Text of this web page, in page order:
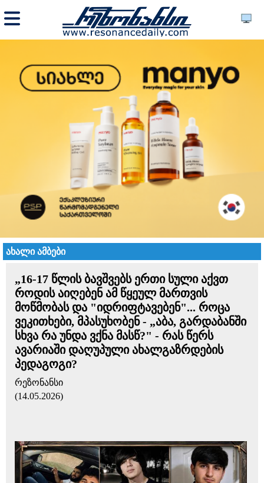
ახალი ამბები
„16-17 წლის ბავშვებს ერთი სული აქვთ
როდის აიღებენ ამ წყეულ მართვის
მოწმობას და "იდრიფტავებენ"... როცა
ვეკითხები, მპასუხობენ - „აბა, გარდაბანში
სხვა რა უნდა ვქნა მასწ?" - რას წერს
ავარიაში დაღუპული ახალგაზრდების
პედაგოგი?
რეზონანსი
(14.05.2026)